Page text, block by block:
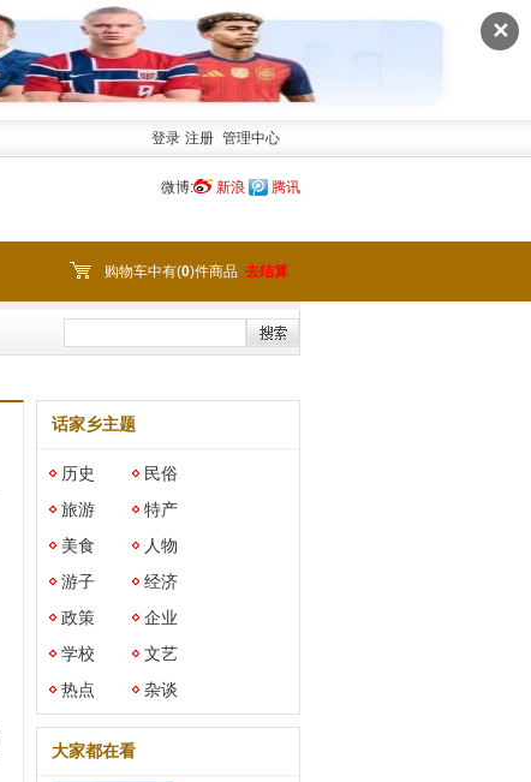
✕
登录 注册 管理中心
微博: 新浪 腾讯
购物车中有(0)件商品 去结算
话家乡主题
历史
民俗
旅游
特产
美食
人物
游子
经济
政策
企业
学校
文艺
热点
杂谈
大家都在看